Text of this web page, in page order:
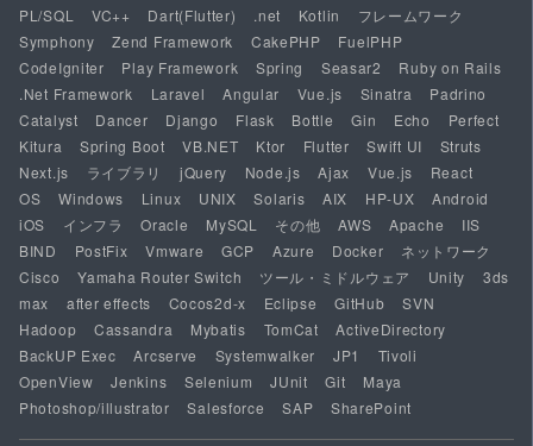
PL/SQL
VC++ Dart(Flutter) .net Kotlin
フレームワーク
Symphony
Zend Framework CakePHP
FuelPHP
CodeIgniter
Play Framework Spring Seasar2
Ruby on Rails
.Net Framework
Laravel Angular Vue.js Sinatra
Padrino
Catalyst
Dancer Django Flask Bottle Gin Echo
Perfect
Kitura
Spring Boot VB.NET Ktor Flutter Swift UI
Struts
Next.js
ライブラリ jQuery Node.js Ajax Vue.js
React
OS
Windows Linux UNIX Solaris AIX HP-UX
Android
iOS
インフラ Oracle MySQL その他 AWS Apache
IIS
BIND
PostFix Vmware GCP Azure Docker
ネットワーク
Cisco
Yamaha Router Switch ツール・ミドルウェア Unity
3ds
max
after effects Cocos2d-x Eclipse GitHub
SVN
Hadoop
Cassandra Mybatis TomCat
ActiveDirectory
BackUP Exec
Arcserve Systemwalker JP1
Tivoli
OpenView
Jenkins Selenium JUnit Git
Maya
Photoshop/illustrator
Salesforce SAP SharePoint